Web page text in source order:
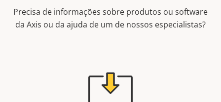
Precisa de informações sobre produtos ou software
da Axis ou da ajuda de um de nossos especialistas?